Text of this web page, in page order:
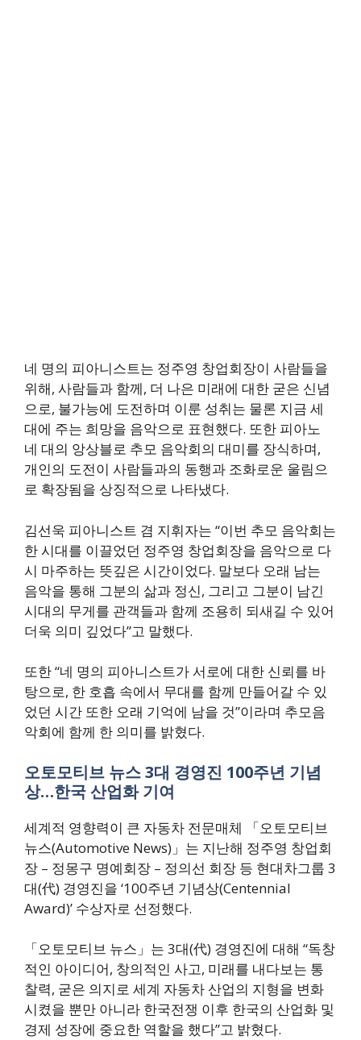
네 명의 피아니스트는 정주영 창업회장이 사람들을
위해, 사람들과 함께, 더 나은 미래에 대한 굳은 신념
으로, 불가능에 도전하며 이룬 성취는 물론 지금 세
대에 주는 희망을 음악으로 표현했다. 또한 피아노
네 대의 앙상블로 추모 음악회의 대미를 장식하며,
개인의 도전이 사람들과의 동행과 조화로운 울림으
로 확장됨을 상징적으로 나타냈다.
김선욱 피아니스트 겸 지휘자는 “이번 추모 음악회는
한 시대를 이끌었던 정주영 창업회장을 음악으로 다
시 마주하는 뜻깊은 시간이었다. 말보다 오래 남는
음악을 통해 그분의 삶과 정신, 그리고 그분이 남긴
시대의 무게를 관객들과 함께 조용히 되새길 수 있어
더욱 의미 깊었다”고 말했다.
또한 “네 명의 피아니스트가 서로에 대한 신뢰를 바
탕으로, 한 호흡 속에서 무대를 함께 만들어갈 수 있
었던 시간 또한 오래 기억에 남을 것”이라며 추모음
악회에 함께 한 의미를 밝혔다.
오토모티브 뉴스 3대 경영진 100주년 기념
상…한국 산업화 기여
세계적 영향력이 큰 자동차 전문매체 「오토모티브
뉴스(Automotive News)」는 지난해 정주영 창업회
장 – 정몽구 명예회장 – 정의선 회장 등 현대차그룹 3
대(代) 경영진을 ‘100주년 기념상(Centennial
Award)’ 수상자로 선정했다.
「오토모티브 뉴스」는 3대(代) 경영진에 대해 “독창
적인 아이디어, 창의적인 사고, 미래를 내다보는 통
찰력, 굳은 의지로 세계 자동차 산업의 지형을 변화
시켰을 뿐만 아니라 한국전쟁 이후 한국의 산업화 및
경제 성장에 중요한 역할을 했다”고 밝혔다.